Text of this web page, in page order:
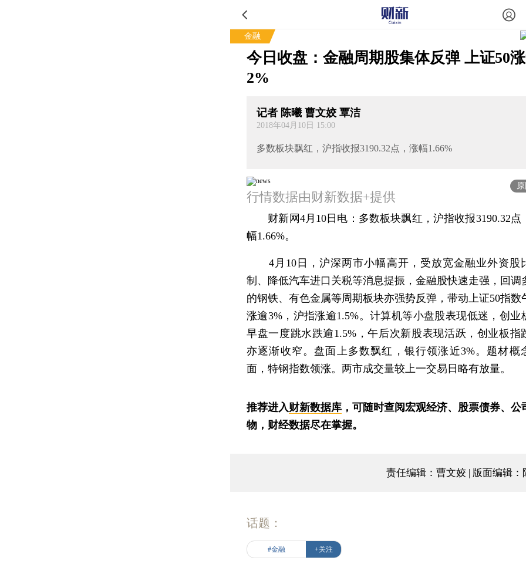
金融
今日收盘：金融周期股集体反弹 上证50
2%
记者 陈曦 曹文姣 覃洁
2018年04月10日 15:00
多数板块飘红，沪指收报3190.32点，涨幅1.66%
行情数据由财新数据+提供
财新网4月10日电 ：多数板块飘红，沪指收报3190.32点
幅1.66%。
4月10日，沪深两市小幅高开，受放宽金融业外资股
制、降低汽车进口关税等消息提振，金融股快速走强，回调
的钢铁、有色金属等周期板块亦强势反弹，带动上证50指数
涨逾3%，沪指涨逾1.5%。计算机等小盘股表现低迷，创业
早盘一度跳水跌逾1.5%，午后次新股表现活跃，创业板指
亦逐渐收窄。盘面上多数飘红，银行领涨近3%。题材概
面，特钢指数领涨。两市成交量较上一交易日略有放量。
推荐进入财新数据库 ，可随时查阅宏观经济、股票债券、公
物，财经数据尽在掌握。
责任编辑：曹文姣 | 版面编辑：
话题：
#金融 +关注